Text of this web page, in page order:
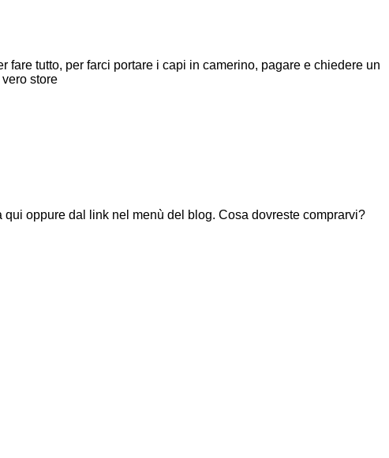
tutto, per farci portare i capi in camerino, pagare e chiedere un
store
oppure dal link nel menù del blog. Cosa dovreste comprarvi?